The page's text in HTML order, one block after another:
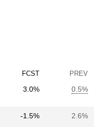
FCST PREV
3.0% 0.5%
-1.5% 2.6%